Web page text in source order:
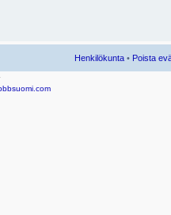
Henkilökunta • Poista